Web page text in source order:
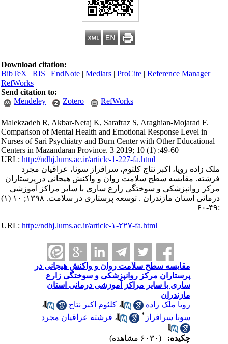
Download citation:
BibTeX|RIS|EndNote|Medlars|ProCite|Reference Manager
RefWorks
Send citation to:
Mendeley
Zotero RefWorks
Malekzadeh R, Akbar-Netaj K, Sarafraz S, Araghian-Mojarad F.
Comparison of Mental Health and Emotional Response Level in
Nurses of Sari Psychiatry and Burn Center with Other Educational
Centers in Mazandaran Province. 3 2019; 10 (1) :49-60
URL:http://ndhj.lums.ac.ir/article-1-227-fa.html
ملک زاده رویا، اکبر نتاج کلثوم، سرافراز سونا، عراقیان مجرد
فرشته. مقایسه سطح سلامت روان و واکنش هیجانی در پرستاران
مرکز روانپزشکی و سوختگی زارع ساری با سایر مراکز آموزشی
درمانی استان مازندران . توسعه پرستاری در سلامت. ۱۳۹۸; ۱۰ (۱)
URL:http://ndhj.lums.ac.ir/article-۱-۲۲۷-fa.html
مقایسه سطح سلامت روان و واکنش هیجانی در
پرستاران مرکز روانپزشکی و سوختگی زارع
ساری با سایر مراکز آموزشی درمانی استان
مازندران
رویا ملک زاده
،کلثوم اکبر نتاج
،
سونا سرافراز * ،فرشته عراقیان مجرد
چکیده: